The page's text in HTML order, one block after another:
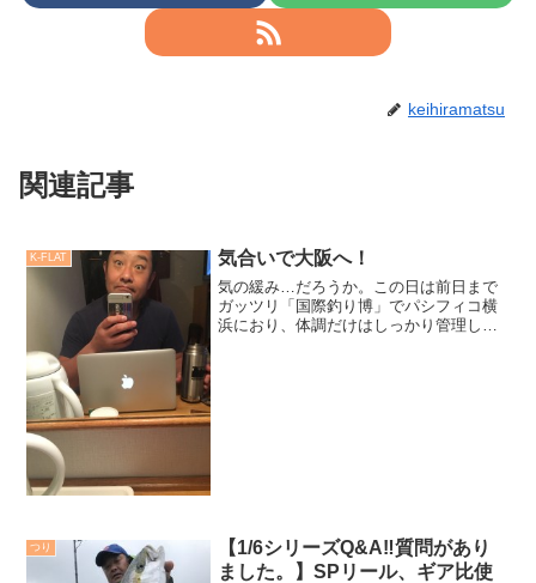
keihiramatsu
関連記事
K-FLAT 気合いで大阪へ！
気の緩み…だろうか。この日は前日まで
ガッツリ「国際釣り博」でパシフィコ横
浜におり、体調だけはしっかり管理した
つり
【1/6シリーズQ&A‼️質問があり
ました。】SPリール、ギア比使